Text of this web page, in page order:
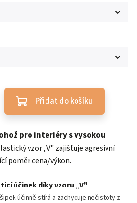
Přidat do košíku
pro interiéry s vysokou
vzor „V" zajišťuje agresivní
poměr cena/výkon.
účinek díky vzoru „V"
účinně stírá a zachycuje nečistoty z